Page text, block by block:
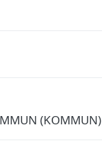
(KOMMUN)